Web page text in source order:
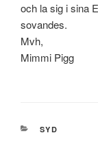
och la sig i sina
sovandes.
Mvh,
Mimmi Pigg
KATEGORIER
SYD